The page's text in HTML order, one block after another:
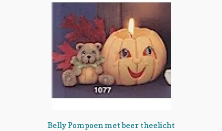
Belly Pompoen met beer theelicht